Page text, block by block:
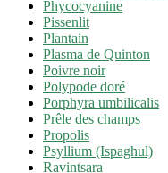
Phycocyanine
Pissenlit
Plantain
Plasma de Quinton
Poivre noir
Polypode doré
Porphyra umbilicalis
Prêle des champs
Propolis
Psyllium (Ispaghul)
Ravintsara